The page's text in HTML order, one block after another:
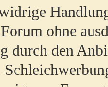
ohne
durch den